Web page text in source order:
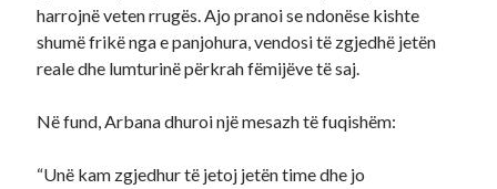
harrojnë veten rrugës. Ajo pranoi se ndonëse kishte
shumë frikë nga e panjohura, vendosi të zgjedhë jetën
reale dhe lumturinë përkrah fëmijëve të saj.
Në fund, Arbana dhuroi një mesazh të fuqishëm:
“Unë kam zgjedhur të jetoj jetën time dhe jo